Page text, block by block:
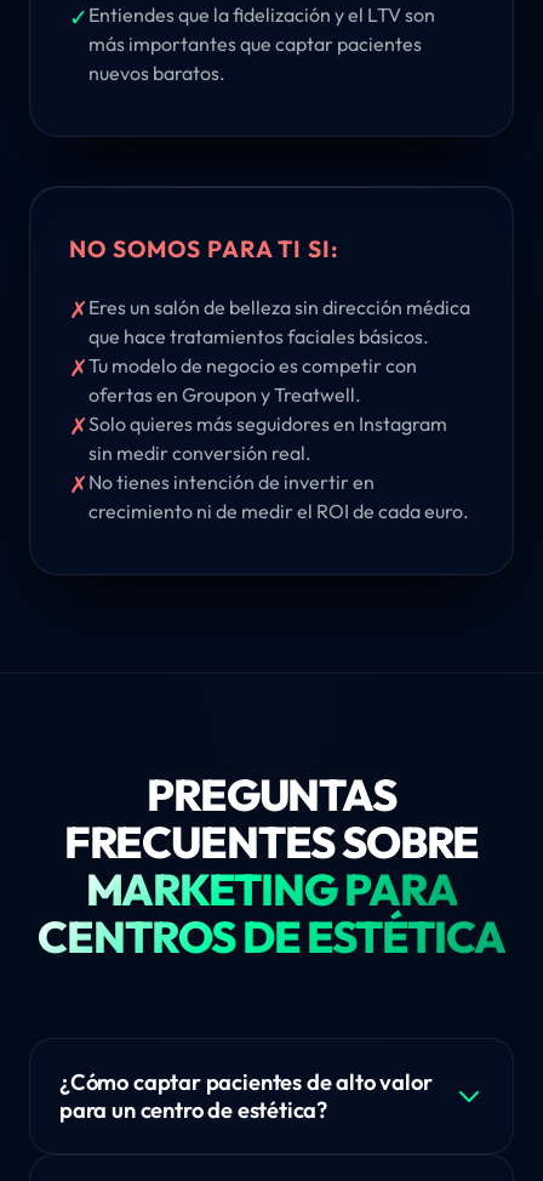
✓ Entiendes que la fidelización y el LTV son
más importantes que captar pacientes
nuevos baratos.
NO SOMOS PARA TI SI:
✗Eres un salón de belleza sin dirección médica
que hace tratamientos faciales básicos.
✗Tu modelo de negocio es competir con
ofertas en Groupon y Treatwell.
✗Solo quieres más seguidores en Instagram
sin medir conversión real.
✗No tienes intención de invertir en
crecimiento ni de medir el ROI de cada euro.
PREGUNTAS
FRECUENTES SOBRE
MARKETING PARA
CENTROS DE ESTÉTICA
¿Cómo captar pacientes de alto valor
para un centro de estética?